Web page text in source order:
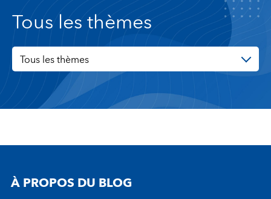
Tous les thèmes
Tous les thèmes
À PROPOS DU BLOG